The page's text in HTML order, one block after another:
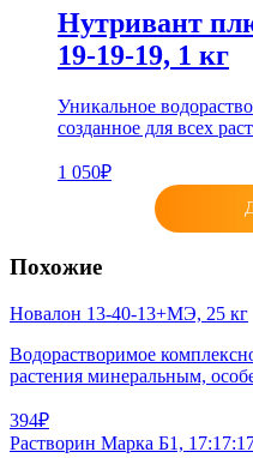
Нутривант
19-19-19, 1 кг
Уникальное
созданное для всех
1 050₽
Похожие
Новалон 13-40-13+МЭ, 25 кг
Водорастворимое
растения минеральным,
394₽
Растворин Марка Б1,